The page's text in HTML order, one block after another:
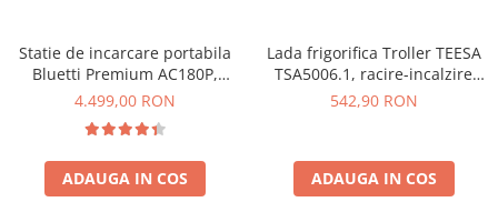
Accesorii Statii de Alimentare
Kituri Generatoare Solare
Cauta dupa capacitate
Intre 1000-2000W
Statie de incarcare portabila
Bluetti Premium AC180P,
Ecran LCD, 1800W, 1440Wh,
4.499,00 RON
ADAUGA IN COS
Lada frigorifica Troller TEESA
TSA5006.1, racire-incalzire
35L, alimentare bricheta auto
542,90 RON
ADAUGA IN COS